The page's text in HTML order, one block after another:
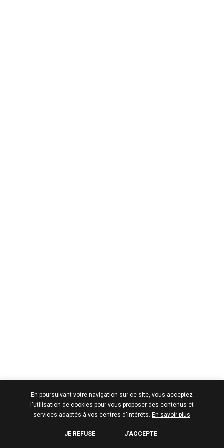
En poursuivant votre navigation sur ce site, vous acceptez
l'utilisation de cookies pour vous proposer des contenus et
services adaptés à vos centres d'intérêts. En savoir plus
JE REFUSE J’ACCEPTE